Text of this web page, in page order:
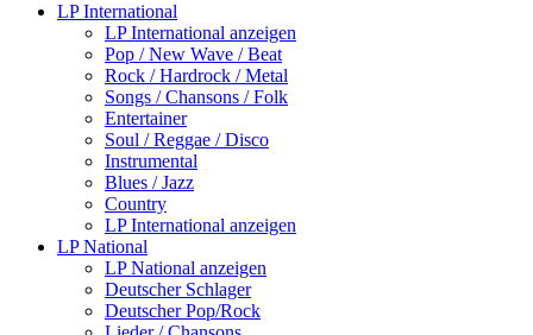
LP International
LP International anzeigen
Pop / New Wave / Beat
Rock / Hardrock / Metal
Songs / Chansons / Folk
Entertainer
Soul / Reggae / Disco
Instrumental
Blues / Jazz
Country
LP International anzeigen
LP National
LP National anzeigen
Deutscher Schlager
Deutscher Pop/Rock